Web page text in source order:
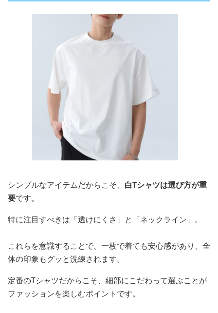
シンプルなアイテムだからこそ、 白Tシャツは選び方が重
要です。
特に注目すべきは「透けにくさ」と「ネックライン」。
これらを意識することで、一枚で着ても安心感があり、全
体の印象もグッと洗練されます。
定番のTシャツだからこそ、細部にこだわって選ぶことが
ファッションを楽しむポイントです。